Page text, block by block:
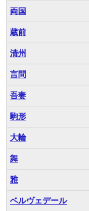
両国
蔵前
清州
言問
吾妻
駒形
大輪
舞
雅
ベルヴェデール